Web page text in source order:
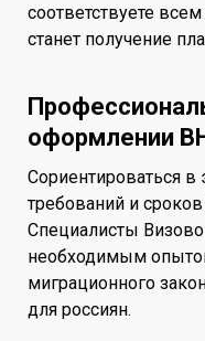
соответствуете
станет получение
оформлении
Сориентироваться в
требований и
Специалисты
необходимым
миграционного
для россиян.